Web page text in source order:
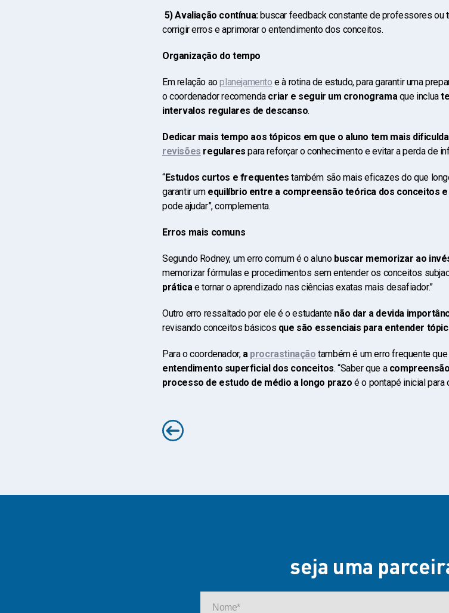
5) Avaliação contínua:buscar feedback constante de professores ou
corrigir erros e aprimorar o entendimento dos conceitos.
Organização do tempo
Em relação aoplanejamento e à rotina de estudo, para garantir uma
o coordenador recomendacriar e seguir um cronograma que inclua
intervalos regulares de descanso.
Dedicar mais tempo aos tópicos em que o aluno tem mais
revisões regularespara reforçar o conhecimento e evitar a perda de
“Estudos curtos e frequentestambém são mais eficazes do que
garantir um equilíbrio entre a compreensão teórica dos conceitos
pode ajudar”, complementa.
Erros mais comuns
Segundo Rodney, um erro comum é o aluno buscar memorizar ao
memorizar fórmulas e procedimentos sem entender os conceitos
prática e tornar o aprendizado nas ciências exatas mais desafiador.”
Outro erro ressaltado por ele é o estudante não dar a devida
revisando conceitos básicos que são essenciais para entender
Para o coordenador, a procrastinação também é um erro frequente que
entendimento superficial dos conceitos. “Saber que a
processo de estudo de médio a longo prazo é o pontapé inicial para
seja uma
Nome*